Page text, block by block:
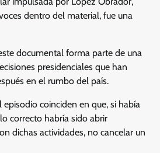
dentro del material, fue una
documental forma parte de una
presidenciales que han
en el rumbo del país.
coinciden en que, si había
correcto habría sido abrir
dichas actividades, no cancelar un